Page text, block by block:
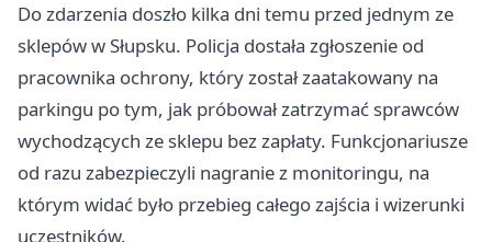
Do zdarzenia doszło kilka dni temu przed jednym ze
sklepów w Słupsku. Policja dostała zgłoszenie od
pracownika ochrony, który został zaatakowany na
parkingu po tym, jak próbował zatrzymać sprawców
wychodzących ze sklepu bez zapłaty. Funkcjonariusze
od razu zabezpieczyli nagranie z monitoringu, na
którym widać było przebieg całego zajścia i wizerunki
uczestników.